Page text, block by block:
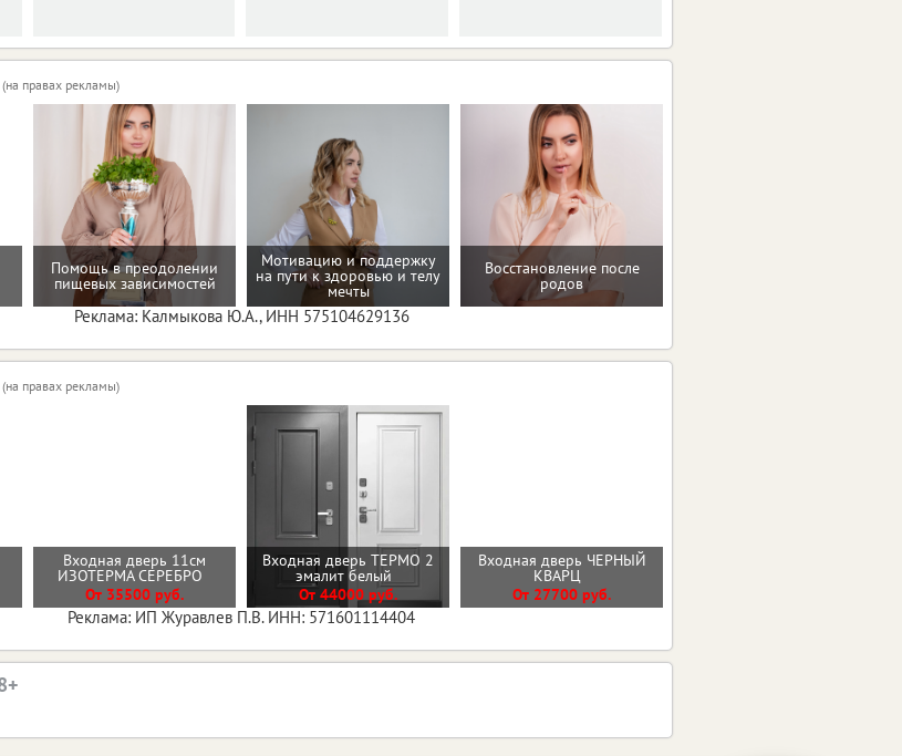
(на правах рекламы)
Помощь в преодолении
пищевых зависимостей
Мотивацию и поддержку
на пути к здоровью и телу
мечты
Восстановление после
родов
Реклама: Калмыкова Ю.А., ИНН 575104629136
(на правах рекламы)
Входная дверь 11см
ИЗОТЕРМА СЕРЕБРО
От 35500 руб.
Входная дверь ТЕРМО 2
эмалит белый
От 44000 руб.
Входная дверь ЧЕРНЫЙ
КВАРЦ
От 27700 руб.
Реклама: ИП Журавлев П.В. ИНН: 571601114404